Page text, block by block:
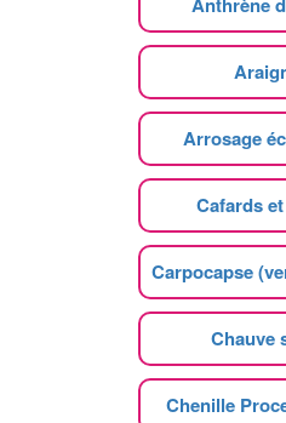
Arrosage
Cafards
Carpocapse
Chauve
Chenille